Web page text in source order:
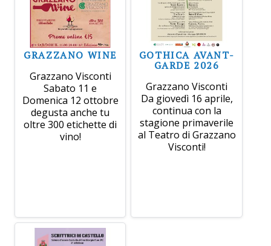
GRAZZANO WINE
Grazzano Visconti
Sabato 11 e
Domenica 12 ottobre
degusta anche tu
oltre 300 etichette di
vino!
GOTHICA AVANT-
GARDE 2026
Grazzano Visconti
Da giovedì 16 aprile,
continua con la
stagione primaverile
al Teatro di Grazzano
Visconti!